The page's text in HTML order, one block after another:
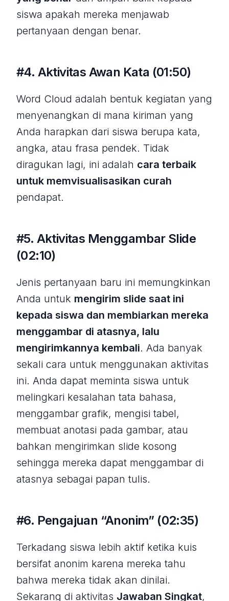
siswa apakah mereka menjawab
pertanyaan dengan benar.
#4. Aktivitas Awan Kata (01:50)
Word Cloud adalah bentuk kegiatan yang
menyenangkan di mana kiriman yang
Anda harapkan dari siswa berupa kata,
angka, atau frasa pendek. Tidak
diragukan lagi, ini adalah cara terbaik
untuk memvisualisasikan curah
pendapat.
#5. Aktivitas Menggambar Slide
(02:10)
Jenis pertanyaan baru ini memungkinkan
Anda untuk mengirim slide saat ini
kepada siswa dan membiarkan mereka
menggambar di atasnya, lalu
mengirimkannya kembali. Ada banyak
sekali cara untuk menggunakan aktivitas
ini. Anda dapat meminta siswa untuk
melingkari kesalahan tata bahasa,
menggambar grafik, mengisi tabel,
membuat anotasi pada gambar, atau
bahkan mengirimkan slide kosong
sehingga mereka dapat menggambar di
atasnya sebagai papan tulis.
#6. Pengajuan “Anonim” (02:35)
Terkadang siswa lebih aktif ketika kuis
bersifat anonim karena mereka tahu
bahwa mereka tidak akan dinilai.
Sekarang di aktivitas Jawaban Singkat,